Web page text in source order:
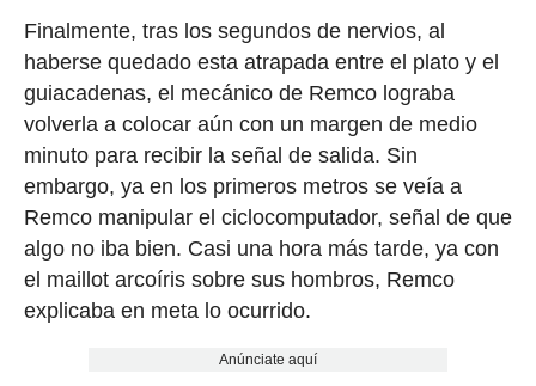
Finalmente, tras los segundos de nervios, al
haberse quedado esta atrapada entre el plato y el
guiacadenas, el mecánico de Remco lograba
volverla a colocar aún con un margen de medio
minuto para recibir la señal de salida. Sin
embargo, ya en los primeros metros se veía a
Remco manipular el ciclocomputador, señal de que
algo no iba bien. Casi una hora más tarde, ya con
el maillot arcoíris sobre sus hombros, Remco
explicaba en meta lo ocurrido.
Anúnciate aquí